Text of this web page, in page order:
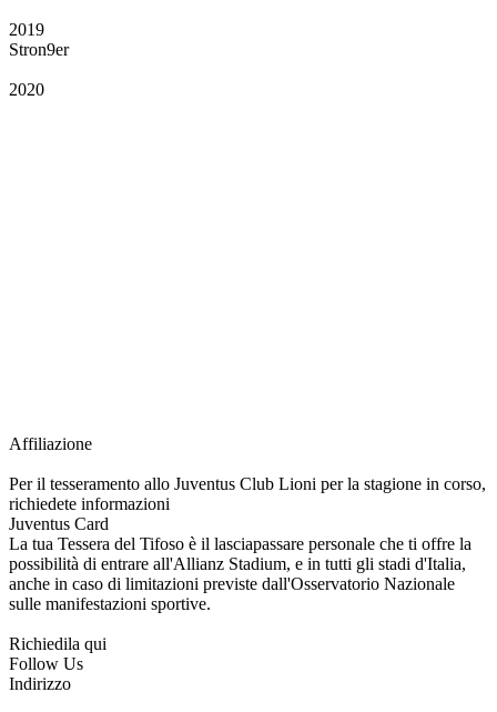
2019
Stron9er
2020
Affiliazione
Per il tesseramento allo Juventus Club Lioni per la stagione in corso,
richiedete informazioni
Juventus Card
La tua Tessera del Tifoso è il lasciapassare personale che ti offre la
possibilità di entrare all'Allianz Stadium, e in tutti gli stadi d'Italia,
anche in caso di limitazioni previste dall'Osservatorio Nazionale
sulle manifestazioni sportive.
Richiedila qui
Follow Us
Indirizzo